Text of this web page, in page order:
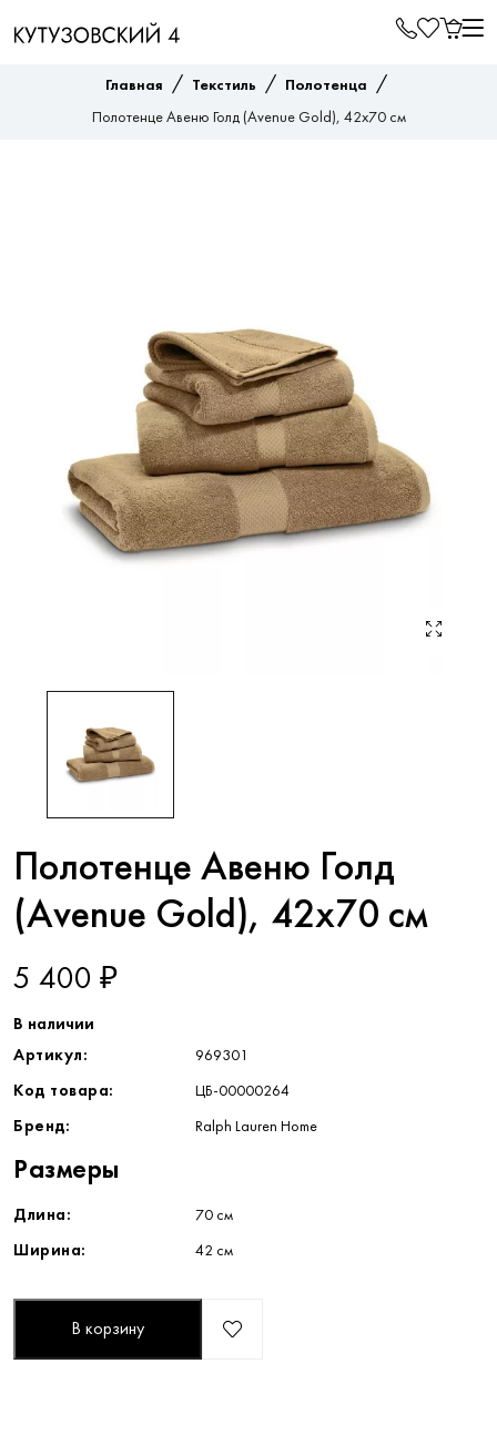
Главная / Текстиль / Полотенца /
Полотенце Авеню Голд (Avenue Gold), 42x70 см
Полотенце Авеню Голд
(Avenue Gold), 42x70 см
5 400 ₽
В наличии
Артикул:
969301
Код товара: ЦБ-00000264
Бренд: Ralph Lauren Home
Размеры
Длина: 70 см
Ширина: 42 см
В корзину